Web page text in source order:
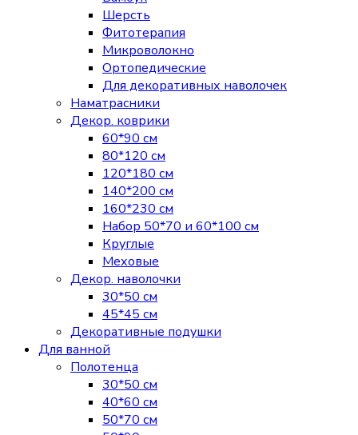
Шерсть
Фитотерапия
Микроволокно
Ортопедические
Для декоративных наволочек
Наматрасники
Декор. коврики
60*90 см
80*120 см
120*180 см
140*200 см
160*230 см
Набор 50*70 и 60*100 см
Круглые
Меховые
Декор. наволочки
30*50 см
45*45 см
Декоративные подушки
Для ванной
Полотенца
30*50 см
40*60 см
50*70 см